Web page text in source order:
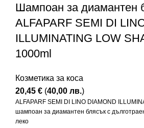
Шампоан за диамантен
ALFAPARF SEMI DI
ILLUMINATING LOW
1000ml
Козметика за коса
20,45 € (40,00 лв.)
ALFAPARF SEMI DI LINO DIAMOND
шампоан за диамантен блясък с
леко